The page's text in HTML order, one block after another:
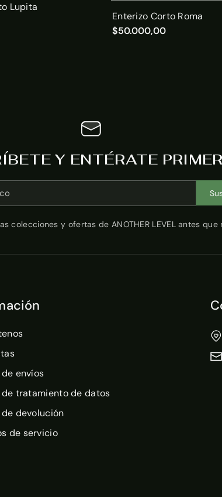
Lupita
Enterizo Corto Roma
$50.000,00
Y ENTÉRATE
colecciones y ofertas de ANOTHER LEVEL antes que
envíos
tratamiento de datos
devolución
de servicio